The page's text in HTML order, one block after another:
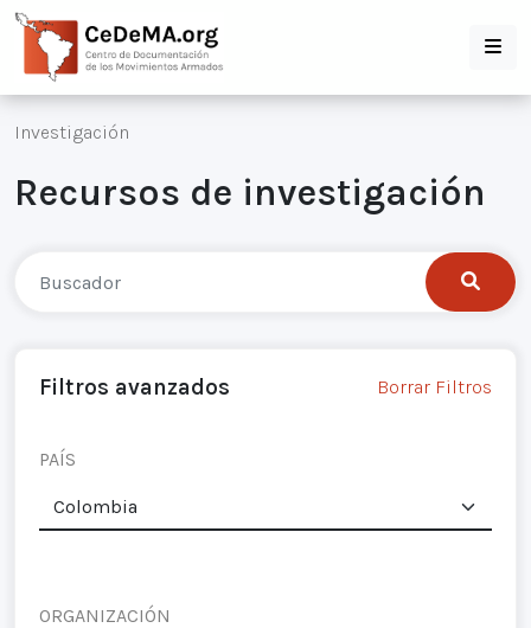
Investigación
Recursos de investigación
Filtros avanzados Borrar Filtros
PAÍS
ORGANIZACIÓN